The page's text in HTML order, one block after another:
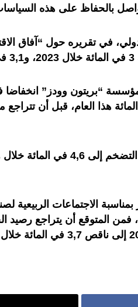
بالحفاظ على ھذه
في تقريره حول “آفاق
الاجتماعات الربيعية
فمن المتوقع أن يتراجع